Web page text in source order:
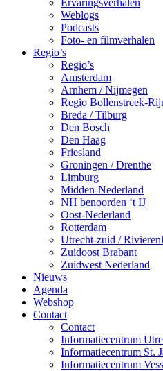
Ervaringsverhalen
Weblogs
Podcasts
Foto- en filmverhalen
Regio’s
Regio’s
Amsterdam
Arnhem / Nijmegen
Regio Bollenstreek-
Breda / Tilburg
Den Bosch
Den Haag
Friesland
Groningen / Drenthe
Limburg
Midden-Nederland
NH benoorden ‘t IJ
Oost-Nederland
Rotterdam
Utrecht-zuid /
Zuidoost Brabant
Zuidwest Nederland
Nieuws
Agenda
Webshop
Contact
Contact
Informatiecentrum
Informatiecentrum St.
Informatiecentrum